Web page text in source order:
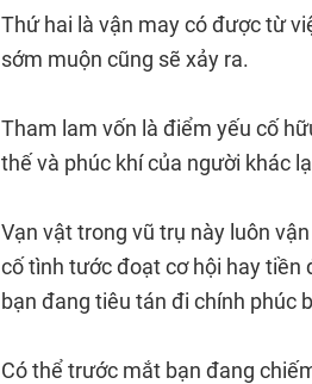
Thứ hai là vận may có được từ
sớm muộn cũng sẽ xảy ra.
Tham lam vốn là điểm yếu cố
thế và phúc khí của người khác
Vạn vật trong vũ trụ này luôn
cố tình tước đoạt cơ hội hay tiền
bạn đang tiêu tán đi chính phúc
Có thể trước mắt bạn đang